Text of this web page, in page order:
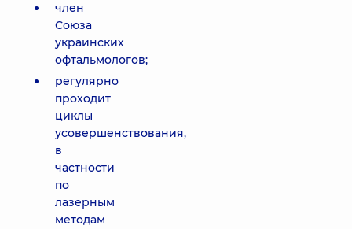
член
Союза
украинских
офтальмологов;
регулярно
проходит
циклы
усовершенствования,
в
частности
по
лазерным
методам